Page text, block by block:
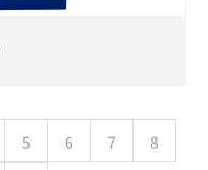
5 6 7 8